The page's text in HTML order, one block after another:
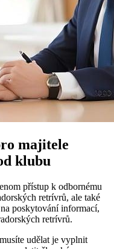
majitele
klubu
přístup ​k odbornému
retrívrů, ale také
poskytování informací,
⁢retrívrů.
udělat‍ je vyplnit